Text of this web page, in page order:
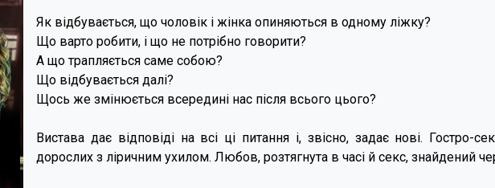
Як відбувається, що чоловік і жінка опиняються в одному ліжку?
Що варто робити, і що не потрібно говорити?
А що трапляється саме собою?
Що відбувається далі?
Щось же змінюється всередині нас після всього цього?
Вистава дає відповіді на всі ці питання і, звісно, задає нові. Гостро-
дорослих з ліричним ухилом. Любов, розтягнута в часі й секс, знайдений